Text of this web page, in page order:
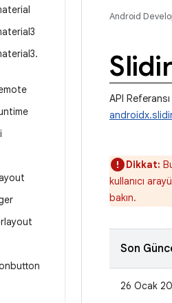
.
Android
API Referansı
Dikkat:
kullanıcı
bakın.
Son
26 Ocak